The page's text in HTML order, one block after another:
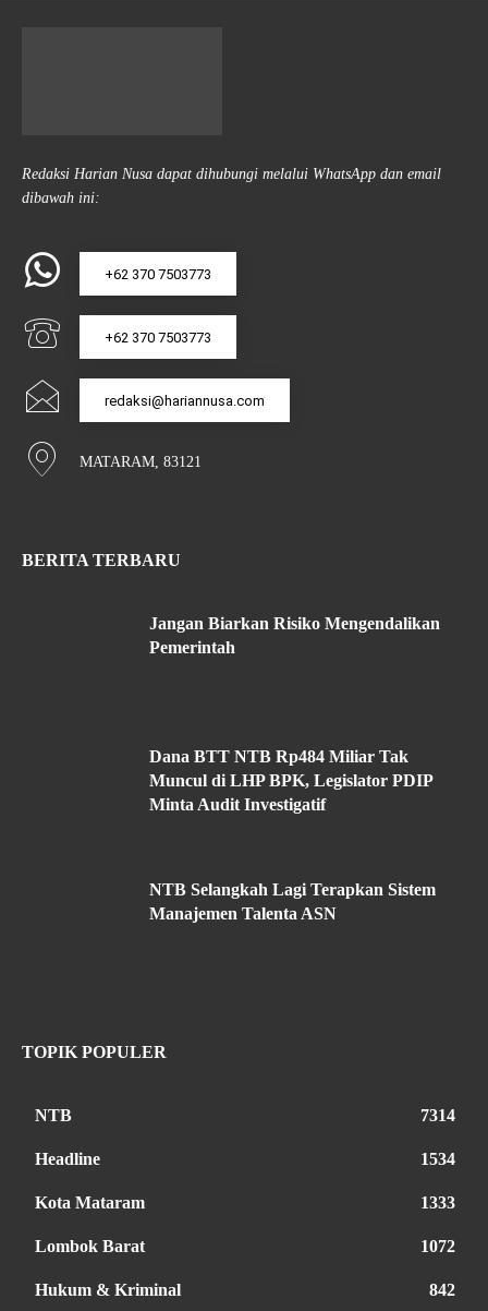
Redaksi Harian Nusa dapat dihubungi melalui WhatsApp dan email
dibawah ini:
+62 370 7503773
+62 370 7503773
redaksi@hariannusa.com
MATARAM, 83121
BERITA TERBARU
Jangan Biarkan Risiko Mengendalikan
Pemerintah
Dana BTT NTB Rp484 Miliar Tak
Muncul di LHP BPK, Legislator PDIP
Minta Audit Investigatif
NTB Selangkah Lagi Terapkan Sistem
Manajemen Talenta ASN
TOPIK POPULER
NTB 7314
Headline 1534
Kota Mataram 1333
Lombok Barat 1072
Hukum & Kriminal 842